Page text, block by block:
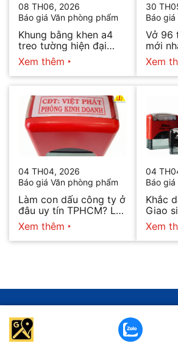
08 TH06, 2026
Báo giá Văn phòng phẩm
Khung bằng khen a4
treo tường hiện đại
thiết kế tối giản bán
chạy nhất
Xem thêm
30
Báo
Vở 96
mới
Xem
04 TH04, 2026
Báo giá Văn phòng phẩm
Làm con dấu công ty ở
đâu uy tín TPHCM? Lấy
ngay trong ngày 2026
Xem thêm
04
Báo
Khắc
Giao
Xem
NẾU BẠN LÀ DOANH NGHIỆP
GÓI VĂN PHÒNG PHẨM GIÁ